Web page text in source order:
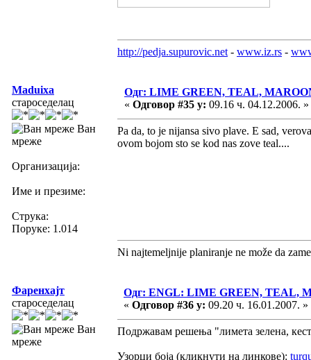
http://pedja.supurovic.net - www.iz.rs -
Maduixa
староседелац
Ван
мреже
Организација:
Име и презиме:
Струка:
Поруке: 1.014
Одг: LIME GREEN, TEAL,
« Одговор #35 у: 09.16 ч. 04.12.2006. »
Pa da, to je nijansa sivo plave. E sad,
ovom bojom sto se kod nas zove teal....
Ni najtemeljnije planiranje ne može da
Фаренхајт
староседелац
Ван
мреже
Одг: ENGL: LIME GREEN, TEAL,
« Одговор #36 у: 09.20 ч. 16.01.2007. »
Подржавам решења "лимета зелена,
Узорци боја (кликнути на линкове):